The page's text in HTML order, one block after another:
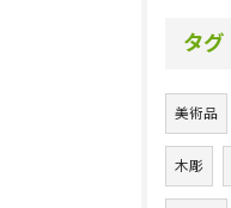
タグ
美術品
木彫